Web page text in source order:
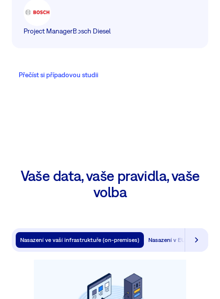
Project ManagerBosch Diesel
Přečíst si případovou studii
Vaše data, vaše pravidla, vaše
volba
Nasazení ve vaší infrastruktuře (on-premises) Nasazení v EU sovereign